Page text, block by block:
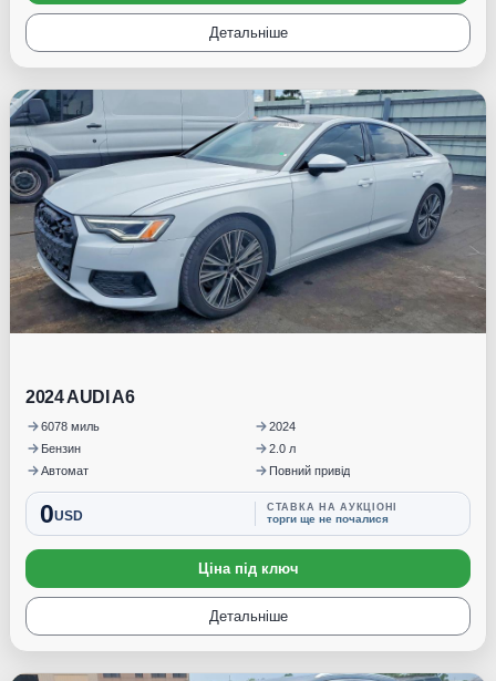
Детальніше
Під замовлення
2024 AUDI A6
6078 миль
2024
Бензин
2.0 л
Автомат
Повний привід
0USD
СТАВКА НА АУКЦІОНІ
торги ще не почалися
Ціна під ключ
Детальніше